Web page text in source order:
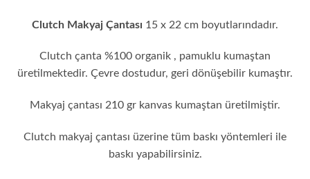
Clutch Makyaj Çantası 15 x 22 cm boyutlarındadır.
Clutch çanta %100 organik , pamuklu kumaştan
üretilmektedir. Çevre dostudur, geri dönüşebilir kumaştır.
Makyaj çantası 210 gr kanvas kumaştan üretilmiştir.
Clutch makyaj çantası üzerine tüm baskı yöntemleri ile
baskı yapabilirsiniz.